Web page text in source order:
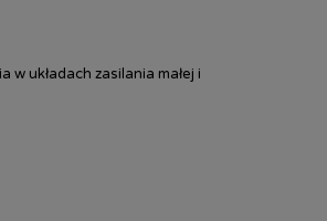
układach zasilania małej i